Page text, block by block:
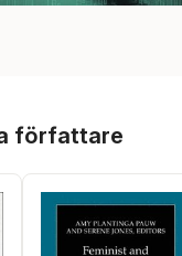
författare